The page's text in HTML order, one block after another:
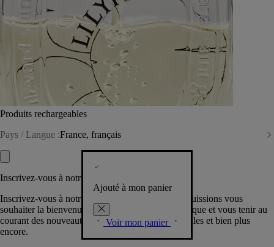
Produits rechargeables
Pays / Langue :France, français
Ajouté à mon panier
Voir mon panier
Inscrivez-vous à notre Newsletter
Inscrivez-vous à notre newsletter pour que nous puissions vous
souhaiter la bienvenue dans la communauté Diptyque et vous tenir au
courant des nouveautés, événements, offres spéciales et bien plus
encore.